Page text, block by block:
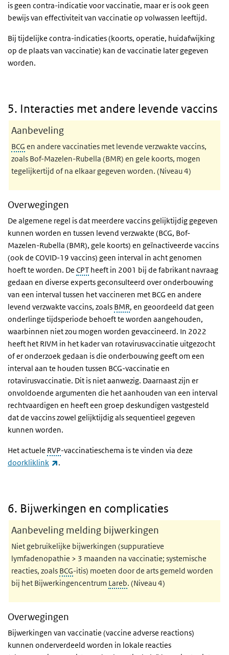
is geen contra-indicatie voor vaccinatie, maar er is ook geen
bewijs van effectiviteit van vaccinatie op volwassen leeftijd.
Bij tijdelijke contra-indicaties (koorts, operatie, huidafwijking
op de plaats van vaccinatie) kan de vaccinatie later gegeven
worden.
5. Interacties met andere levende vaccins
Aanbeveling
BCG en andere vaccinaties met levende verzwakte vaccins,
zoals Bof-Mazelen-Rubella (BMR) en gele koorts, mogen
tegelijkertijd of na elkaar gegeven worden. (Niveau 4)
Overwegingen
De algemene regel is dat meerdere vaccins gelijktijdig gegeven
kunnen worden en tussen levend verzwakte (BCG, Bof-
Mazelen-Rubella (BMR), gele koorts) en geïnactiveerde vaccins
(ook de COVID-19 vaccins) geen interval in acht genomen
hoeft te worden. De CPT heeft in 2001 bij de fabrikant navraag
gedaan en diverse experts geconsulteerd over onderbouwing
van een interval tussen het vaccineren met BCG en andere
levend verzwakte vaccins, zoals BMR, en geoordeeld dat geen
onderlinge tijdsperiode behoeft te worden aangehouden,
waarbinnen niet zou mogen worden gevaccineerd. In 2022
heeft het RIVM in het kader van rotavirusvaccinatie uitgezocht
of er onderzoek gedaan is die onderbouwing geeft om een
interval aan te houden tussen BCG-vaccinatie en
rotavirusvaccinatie. Dit is niet aanwezig. Daarnaast zijn er
onvoldoende argumenten die het aanhouden van een interval
rechtvaardigen en heeft een groep deskundigen vastgesteld
dat de vaccins zowel gelijktijdig als sequentieel gegeven
kunnen worden.
Het actuele RVP-vaccinatieschema is te vinden via deze
doorkliklink
(externe link)
.
6. Bijwerkingen en complicaties
Aanbeveling melding bijwerkingen
Niet gebruikelijke bijwerkingen (suppuratieve
lymfadenopathie > 3 maanden na vaccinatie; systemische
reacties, zoals BCG-itis) moeten door de arts gemeld worden
bij het Bijwerkingencentrum Lareb. (Niveau 4)
Overwegingen
Bijwerkingen van vaccinatie (vaccine adverse reactions)
kunnen onderverdeeld worden in lokale reacties